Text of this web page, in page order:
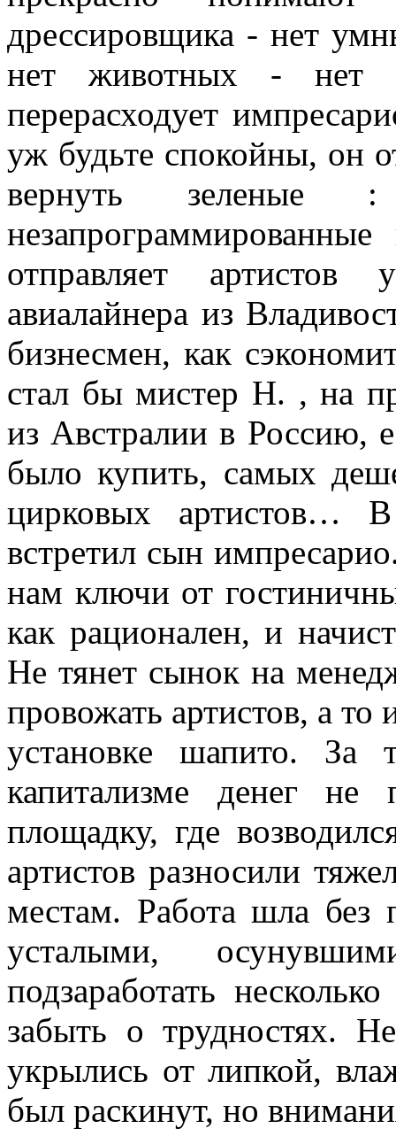
дрессировщика - нет
нет животных -
перерасходует
уж будьте спокойны, он
вернуть зеленые :
отправляет артистов
авиалайнера из
бизнесмен, как
стал бы мистер Н. , на
из Австралии в Россию,
было купить, самых
цирковых артистов… В
встретил сын
нам ключи от
как рационален, и
Не тянет сынок на
провожать артистов, а то
установке шапито.
капитализме денег
площадку, где
артистов разносили
местам. Работа шла без
усталыми,
подзаработать
забыть о трудностях.
укрылись от липкой,
был раскинут, но